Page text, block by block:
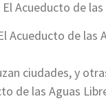
Acueducto de las
ciudades, y
de las Aguas